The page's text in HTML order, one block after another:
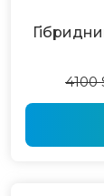
4100